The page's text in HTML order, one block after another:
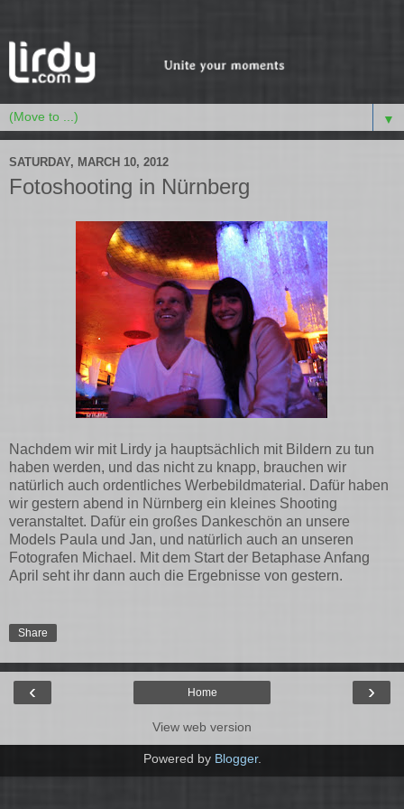
▼
SATURDAY, MARCH 10, 2012
Fotoshooting in Nürnberg
Nachdem wir mit Lirdy ja hauptsächlich mit Bildern zu tun
haben werden, und das nicht zu knapp, brauchen wir
natürlich auch ordentliches Werbebildmaterial. Dafür haben
wir gestern abend in Nürnberg ein kleines Shooting
veranstaltet. Dafür ein großes Dankeschön an unsere
Models Paula und Jan, und natürlich auch an unseren
Fotografen Michael. Mit dem Start der Betaphase Anfang
April seht ihr dann auch die Ergebnisse von gestern.
Share
‹ ›
Home
View web version
Powered by Blogger.